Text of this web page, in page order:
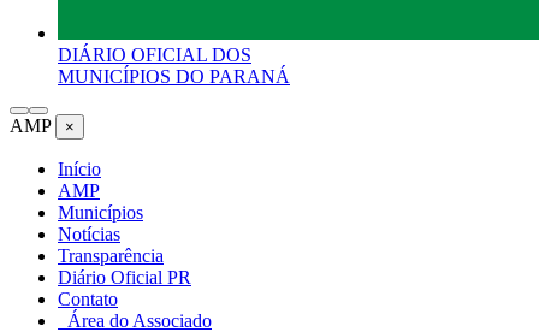
DIÁRIO OFICIAL DOS
MUNICÍPIOS DO PARANÁ
AMP ×
Início
AMP
Municípios
Notícias
Transparência
Diário Oficial PR
Contato
Área do Associado